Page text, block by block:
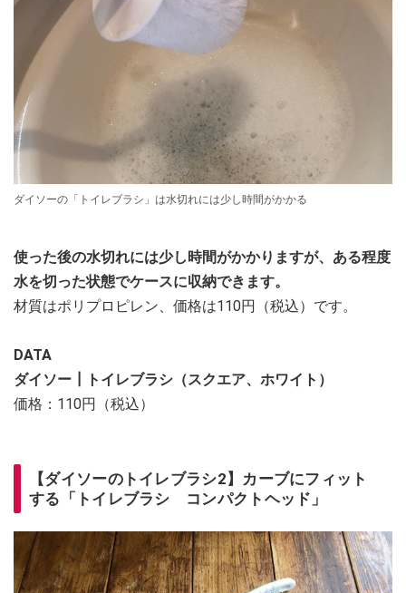
ダイソーの「トイレブラシ」は水切れには少し時間がかかる
使った後の水切れには少し時間がかかりますが、ある程度
水を切った状態でケースに収納できます。
材質はポリプロピレン、価格は110円（税込）です。
DATA
ダイソー┃トイレブラシ（スクエア、ホワイト）
価格：110円（税込）
【ダイソーのトイレブラシ2】カーブにフィット
する「トイレブラシ コンパクトヘッド」